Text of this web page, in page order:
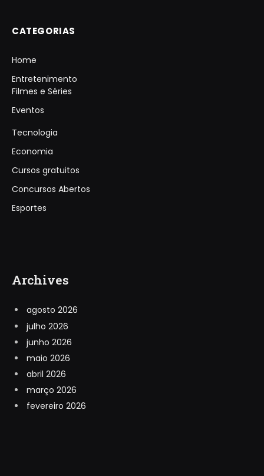
CATEGORIAS
Home
Entretenimento
Filmes e Séries
Eventos
Tecnologia
Economia
Cursos gratuitos
Concursos Abertos
Esportes
Archives
agosto 2026
julho 2026
junho 2026
maio 2026
abril 2026
março 2026
fevereiro 2026